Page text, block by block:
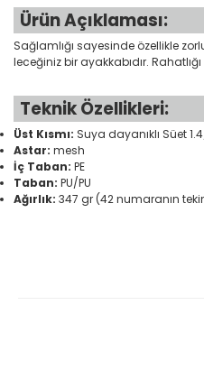
Ürün Açıklaması:
Sağlamlığı sayesinde özellikle
leceğiniz bir ayakkabıdır.
Teknik Özellikleri:
Üst Kısmı: Suya dayanıklı Süet
Astar: mesh
İç Taban: PE
Taban: PU/PU
Ağırlık: 347 gr (42 numaranın